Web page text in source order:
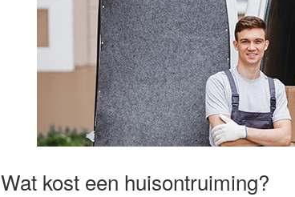
Wat kost een huisontruiming?